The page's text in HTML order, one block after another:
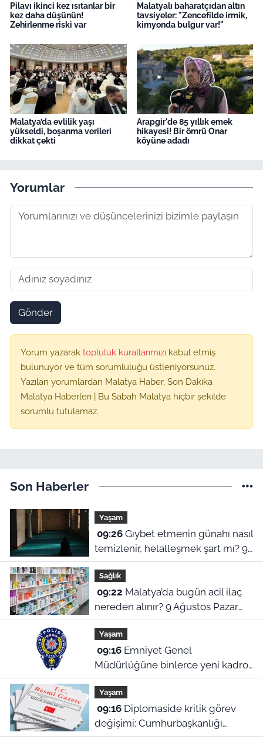
Pilavı ikinci kez ısıtanlar bir
kez daha düşünün!
Zehirlenme riski var
Malatyalı baharatçıdan altın
tavsiyeler: "Zencefilde irmik,
kimyonda bulgur var!"
Malatya’da evlilik yaşı
yükseldi, boşanma verileri
dikkat çekti
Arapgir'de 85 yıllık emek
hikayesi! Bir ömrü Onar
köyüne adadı
Yorumlar
Gönder
Yorum yazarak topluluk kurallarımızı kabul etmiş
bulunuyor ve tüm sorumluluğu üstleniyorsunuz.
Yazılan yorumlardan Malatya Haber, Son Dakika
Malatya Haberleri | Bu Sabah Malatya hiçbir şekilde
sorumlu tutulamaz.
Son Haberler
Yaşam
09:26Gıybet etmenin günahı nasıl
temizlenir, helalleşmek şart mı? 9
Ağustos Malatya ezan vakitleri
Sağlık
09:22
nereden alınır? 9 Ağustos Pazar
nöbetçi eczaneler
Yaşam
09:16Emniyet Genel
Müdürlüğüne binlerce yeni kadro!
Cumhurbaşkanlığı Kararı Resmi
Gazete’de
Yaşam
09:16Diplomaside kritik görev
değişimi: Cumhurbaşkanlığı